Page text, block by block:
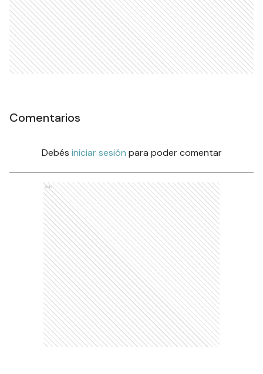
Comentarios
Debés iniciar sesión para poder comentar
Ads